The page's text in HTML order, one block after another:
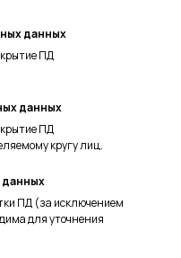
данных
ПД
данных
ПД
кругу лиц.
данных
ПД (за исключением
для уточнения